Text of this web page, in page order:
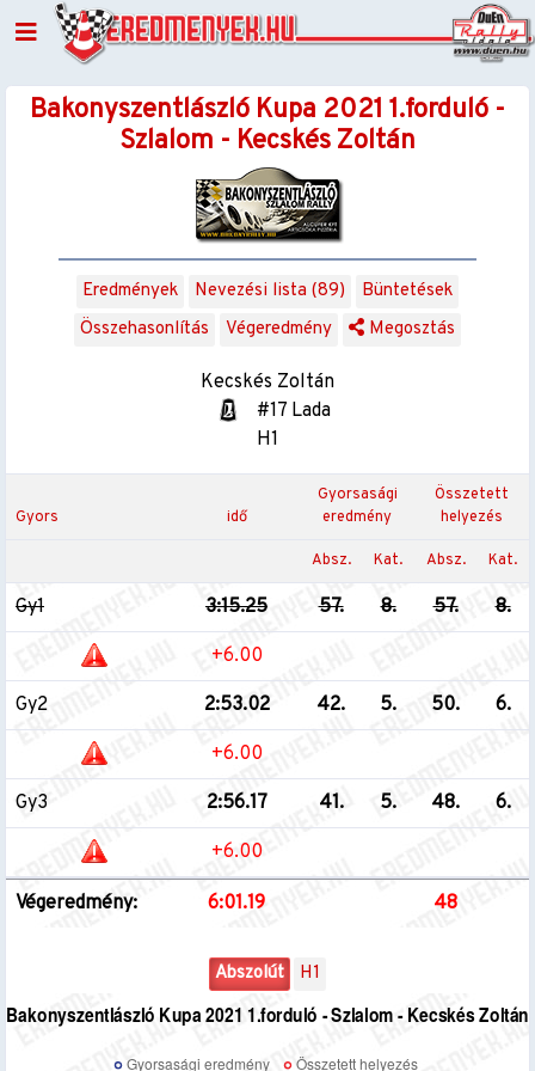
Bakonyszentlászló Kupa 2021 1.forduló -
Szlalom - Kecskés Zoltán
Eredmények Nevezési lista (89)
Büntetések
Összehasonlítás
Végeredmény Megosztás
Kecskés Zoltán
#17 Lada
H1
Gyors idő
Gyorsasági
eredmény
Összetett
helyezés
Absz. Kat. Absz. Kat.
Gy1 3:15.25 57. 8. 57. 8.
+6.00
Gy2 2:53.02 42. 5. 50. 6.
+6.00
Gy3 2:56.17 41. 5. 48. 6.
+6.00
Végeredmény: 6:01.19 48
Abszolút H1